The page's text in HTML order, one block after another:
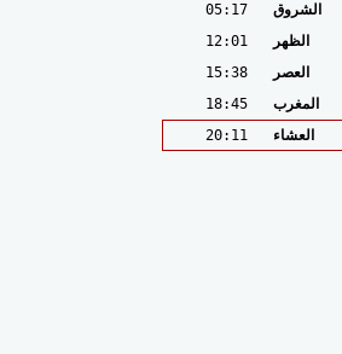
الشروق
05:17
الظهر
12:01
العصر
15:38
المغرب
18:45
العشاء
20:11